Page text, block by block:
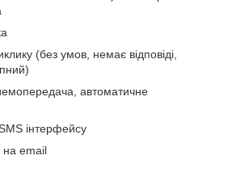
(без умов, немає відповіді,
автоматичне
інтерфейсу
на email